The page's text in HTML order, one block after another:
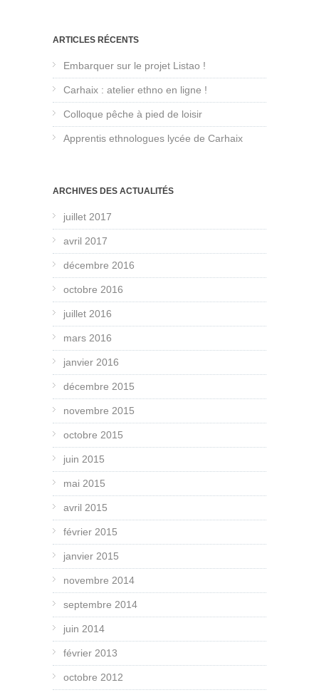
ARTICLES RÉCENTS
Embarquer sur le projet Listao !
Carhaix : atelier ethno en ligne !
Colloque pêche à pied de loisir
Apprentis ethnologues lycée de Carhaix
ARCHIVES DES ACTUALITÉS
juillet 2017
avril 2017
décembre 2016
octobre 2016
juillet 2016
mars 2016
janvier 2016
décembre 2015
novembre 2015
octobre 2015
juin 2015
mai 2015
avril 2015
février 2015
janvier 2015
novembre 2014
septembre 2014
juin 2014
février 2013
octobre 2012